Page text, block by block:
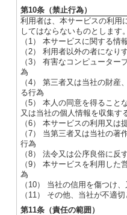
第10条（禁止行為）
利用者は、本サービスの利用
してはならないものとします。
（1） 本サービスに関する情
（2） 利用者以外の者になり
（3） 有害なコンピューター
為
（4） 第三者又は当社の財産
る行為
（5） 本人の同意を得ること
又は当社の個人情報を収集す
（6） 本サービスの利用又は
（7） 当第三者又は当社の著
行為
（8） 法令又は公序良俗に反
（9） 本サービスを利用した
為
（10） 当社の信用を傷つけ
（11） その他、当社が不適
第11条（責任の範囲）